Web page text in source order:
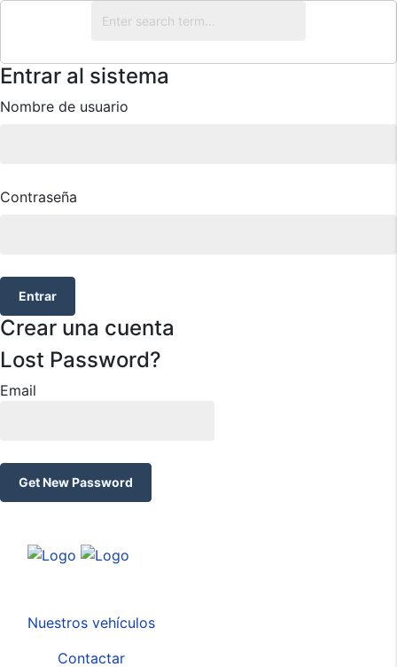
Entrar al sistema
Nombre de usuario
Contraseña
Entrar
Crear una cuenta
Lost Password?
Email
Get New Password
Nuestros vehículos
Contactar